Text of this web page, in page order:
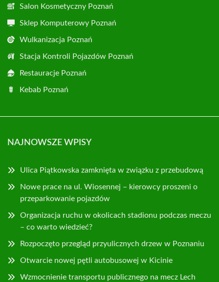
Salon Kosmetyczny Poznań
Sklep Komputerowy Poznań
Wulkanizacja Poznań
Stacja Kontroli Pojazdów Poznań
Restauracje Poznań
Kebab Poznań
NAJNOWSZE WPISY
Ulica Piątkowska zamknięta w związku z przebudową
Nowe prace na ul. Wiosennej – kierowcy proszeni o
przeparkowanie pojazdów
Organizacja ruchu w okolicach stadionu podczas meczu
– co warto wiedzieć?
Rozpoczęto przegląd przyulicznych drzew w Poznaniu
Otwarcie nowej pętli autobusowej w Kicinie
Wzmocnienie transportu publicznego na mecz Lech